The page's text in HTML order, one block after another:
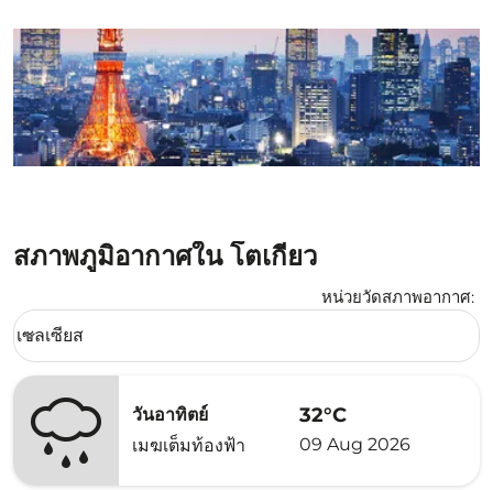
สภาพภูมิอากาศใน โตเกียว
หน่วยวัดสภาพอากาศ:
Weather unit option เซลเซียส Selected
เซลเซียส
keyboard_arrow_down
วันอาทิตย์
เมฆเต็มท้องฟ้า
32°C
09 Aug 2026